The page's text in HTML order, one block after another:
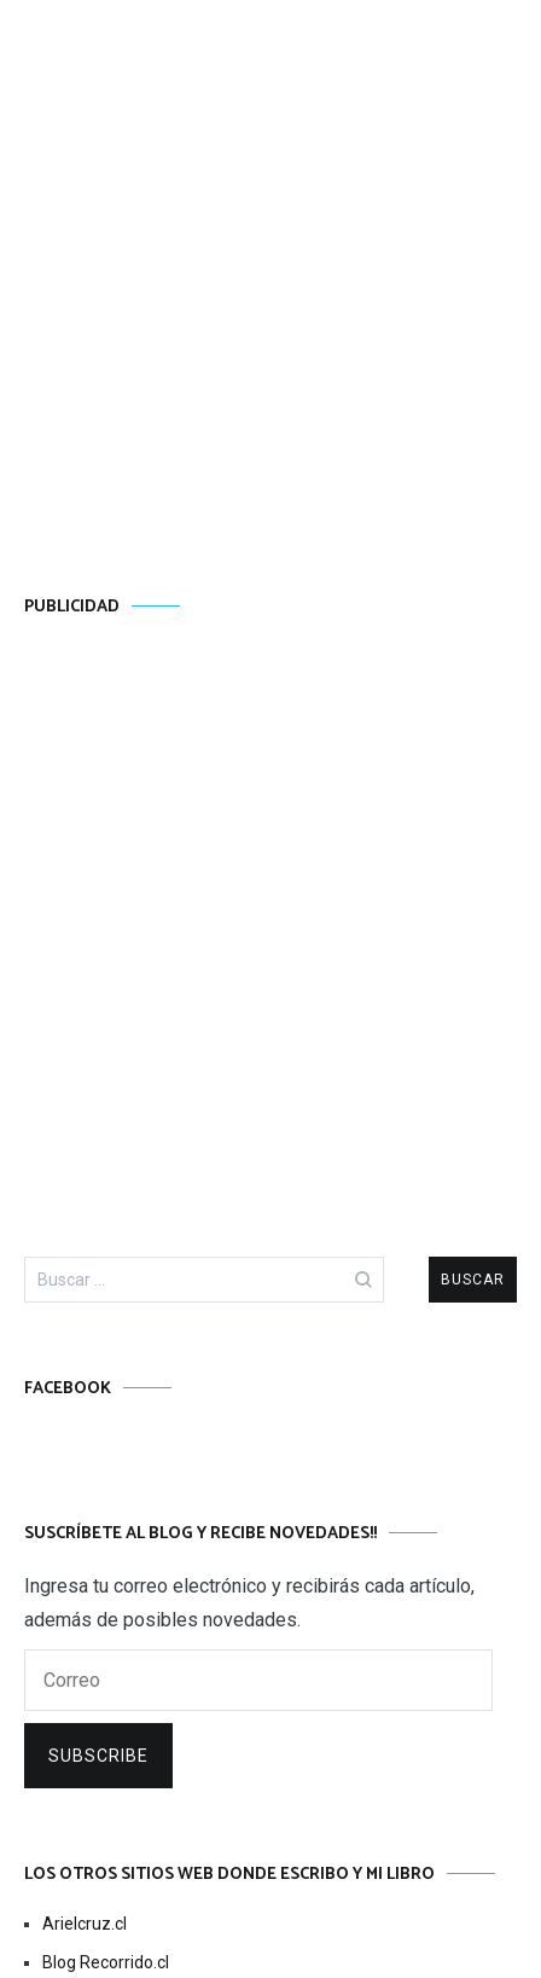
PUBLICIDAD
Buscar:
FACEBOOK
SUSCRÍBETE AL BLOG Y RECIBE NOVEDADES!!
Ingresa tu correo electrónico y recibirás cada artículo,
además de posibles novedades.
SUBSCRIBE
LOS OTROS SITIOS WEB DONDE ESCRIBO Y MI LIBRO
Arielcruz.cl
Blog Recorrido.cl